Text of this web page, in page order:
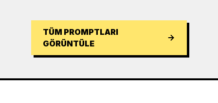
TÜM PROMPTLARI
GÖRÜNTÜLE